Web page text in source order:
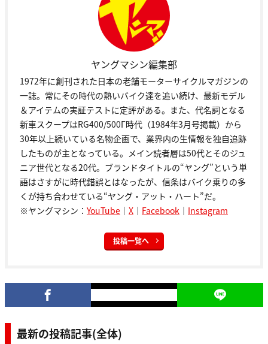
ヤングマシン編集部
1972年に創刊された日本の老舗モーターサイクルマガジンの
一誌。常にその時代の熱いバイク達を追い続け、最新モデル
＆アイテムの実証テストに定評がある。また、代名詞となる
新車スクープはRG400/500Γ時代（1984年3月号掲載）から
30年以上続いている名物企画で、業界内の生情報を独自追跡
したものが主となっている。メイン読者層は50代とそのジュ
ニア世代となる20代。ブランドタイトルの“ヤング”という単
語はさすがに時代錯誤とはなったが、信条はバイク乗りの多
くが持ち合わせている“ヤング・アット・ハート”だ。
※ヤングマシン： YouTube ｜ X ｜ Facebook ｜ Instagram
投稿一覧へ
最新の投稿記事(全体)